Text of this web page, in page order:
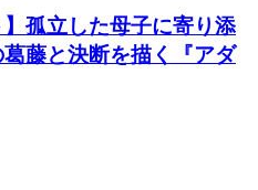
】孤立した母子に寄り添
藤と決断を描く『アダ